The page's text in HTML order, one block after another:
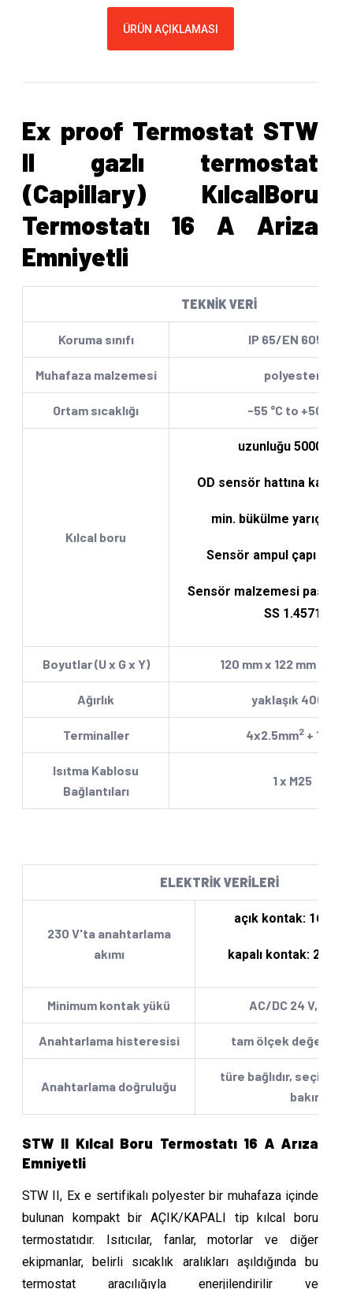
ÜRÜN AÇIKLAMASI
Ex proof Termostat STW
II gazlı termostat
(Capillary) KılcalBoru
Termostatı 16 A Ariza
Emniyetli
TEKNİK VERİ
Koruma sınıfı IP 65/EN 60529
Muhafaza malzemesi polyester
Ortam sıcaklığı -55 °C to +50 °C
Kılcal boru
uzunluğu 5000 mm
OD sensör hattına kadar
min. bükülme yarıçapı 5
Sensör ampul çapı 4 ila
Sensör malzemesi
SS 1.4571
Boyutlar (U x G x Y) 120 mm x 122 mm x 90
Ağırlık yaklaşık 400 g
Terminaller 4x2.5mm2 + 1 PE
Isıtma Kablosu
Bağlantıları
1 x M25
ELEKTRİK VERİLERİ
230 V'ta anahtarlama
akımı
açık kontak: 16 A
kapalı kontak: 2,5 A
Minimum kontak yükü AC/DC 24 V, 100
Anahtarlama histeresisi tam ölçek değerinin
Anahtarlama doğruluğu
türe bağlıdır, seçim
bakın
STW II Kılcal Boru Termostatı 16 A Arıza
Emniyetli
STW II, Ex e sertifikalı polyester bir muhafaza içinde
bulunan kompakt bir AÇIK/KAPALI tip kılcal boru
termostatıdır. Isıtıcılar, fanlar, motorlar ve diğer
ekipmanlar, belirli sıcaklık aralıkları aşıldığında bu
termostat aracılığıyla enerjilendirilir ve